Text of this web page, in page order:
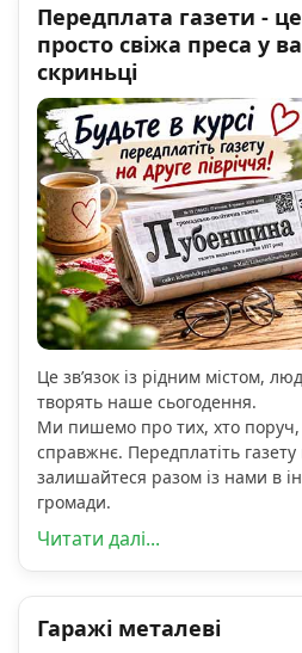
Передплата газети -
просто свіжа преса у
скриньці
Це зв’язок із рідним містом,
творять наше сьогодення.
Ми пишемо про тих, хто
справжнє. Передплатіть газету
залишайтеся разом із нами в
громади.
Читати далі...
Гаражі металеві